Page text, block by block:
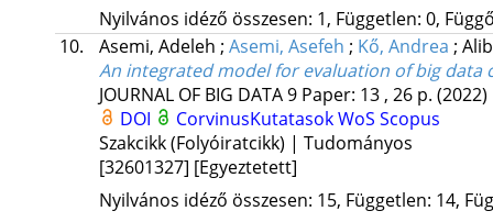
Nyilvános idéző összesen: 1, Független: 0,
10.
Asemi, Adeleh ; Asemi, Asefeh ; Kő, Andrea ;
An integrated model for evaluation of big data
JOURNAL OF BIG DATA9 Paper: 13 , 26 p. (2022)
DOI
CorvinusKutatasokWoS Scopus
Szakcikk (Folyóiratcikk) | Tudományos
[32601327] [Egyeztetett]
Nyilvános idéző összesen: 15, Független: 14,